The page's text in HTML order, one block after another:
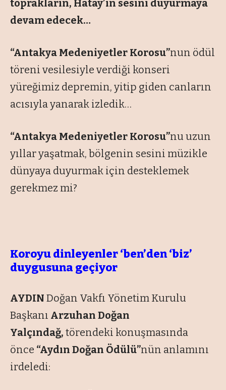
toprakların, Hatay’ın sesini duyurmaya
devam edecek…
“Antakya Medeniyetler Korosu”nun ödül
töreni vesilesiyle verdiği konseri
yüreğimiz depremin, yitip giden canların
acısıyla yanarak izledik…
“Antakya Medeniyetler Korosu”nu uzun
yıllar yaşatmak, bölgenin sesini müzikle
dünyaya duyurmak için desteklemek
gerekmez mi?
Koroyu dinleyenler ‘ben’den ‘biz’
duygusuna geçiyor
AYDIN Doğan Vakfı Yönetim Kurulu
Başkanı Arzuhan Doğan
Yalçındağ, törendeki konuşmasında
önce “Aydın Doğan Ödülü”nün anlamını
irdeledi: